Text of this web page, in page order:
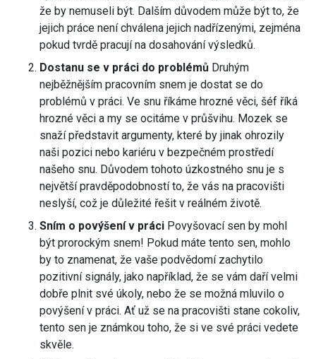
že by nemuseli být. Dalším důvodem může být to, že
jejich práce není chválena jejich nadřízenými, zejména
pokud tvrdě pracují na dosahování výsledků.
Dostanu se v práci do problémů Druhým
nejběžnějším pracovním snem je dostat se do
problémů v práci. Ve snu říkáme hrozné věci, šéf říká
hrozné věci a my se ocitáme v průšvihu. Mozek se
snaží představit argumenty, které by jinak ohrozily
naši pozici nebo kariéru v bezpečném prostředí
našeho snu. Důvodem tohoto úzkostného snu je s
největší pravděpodobností to, že vás na pracovišti
neslyší, což je důležité řešit v reálném životě.
Sním o povýšení v práci Povyšovací sen by mohl
být prorockým snem! Pokud máte tento sen, mohlo
by to znamenat, že vaše podvědomí zachytilo
pozitivní signály, jako například, že se vám daří velmi
dobře plnit své úkoly, nebo že se možná mluvilo o
povýšení v práci. Ať už se na pracovišti stane cokoliv,
tento sen je známkou toho, že si ve své práci vedete
skvěle.